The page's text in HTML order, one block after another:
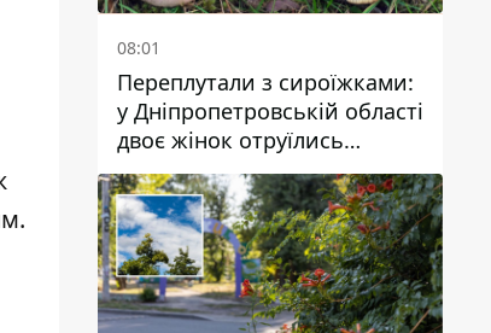
.
08:01
Переплутали з сироїжками:
у Дніпропетровській області
двоє жінок отруїлись
грибами